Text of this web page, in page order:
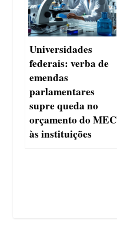
Universidades
federais: verba de
emendas
parlamentares
supre queda no
orçamento do MEC
às instituições